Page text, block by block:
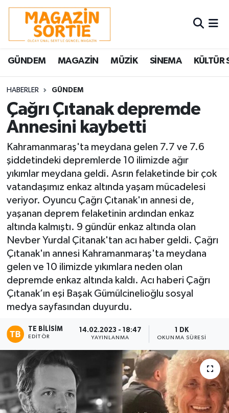
GÜNDEM MAGAZİN MÜZİK SİNEMA KÜLTÜR
HABERLER GÜNDEM
Çağrı Çıtanak depremde
Annesini kaybetti
Kahramanmaraş'ta meydana gelen 7.7 ve 7.6
şiddetindeki depremlerde 10 ilimizde ağır
yıkımlar meydana geldi. Asrın felaketinde bir çok
vatandaşımız enkaz altında yaşam mücadelesi
veriyor. Oyuncu Çağrı Çıtanak'ın annesi de,
yaşanan deprem felaketinin ardından enkaz
altında kalmıştı. 9 gündür enkaz altında olan
Nevber Yurdal Çitanak'tan acı haber geldi. Çağrı
Çıtanak'ın annesi Kahramanmaraş'ta meydana
gelen ve 10 ilimizde yıkımlara neden olan
depremde enkaz altında kaldı. Acı haberi Çağrı
Çıtanak’ın eşi Başak Gümülcinelioğlu sosyal
medya sayfasından duyurdu.
TE BILISIM
EDITÖR
14.02.2023 - 18:47
YAYINLANMA
1 DK
OKUNMA SÜRESI
Nöbetçi Eczaneler
Hava Durumu
Trafik Durumu
Süper Lig Puan Durumu ve Fikstür
Tüm Manşetler
Son Dakika Haberleri
Haber Arşivi